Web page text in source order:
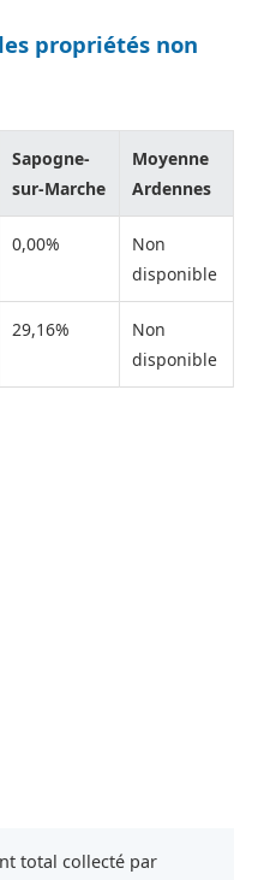
propriétés non
Sapogne-
sur-Marche
Moyenne
Ardennes
0,00%
Non
disponible
29,16%
Non
disponible
total collecté par